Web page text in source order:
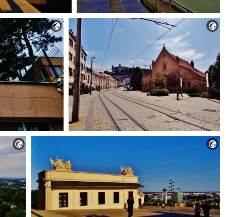
 
 